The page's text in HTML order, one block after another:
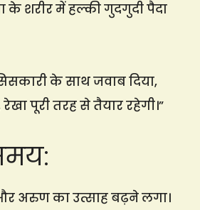
के शरीर में हल्की गुदगुदी पैदा
के साथ जवाब दिया,
पूरी तरह से तैयार रहेगी।”
अरुण का उत्साह बढ़ने लगा।